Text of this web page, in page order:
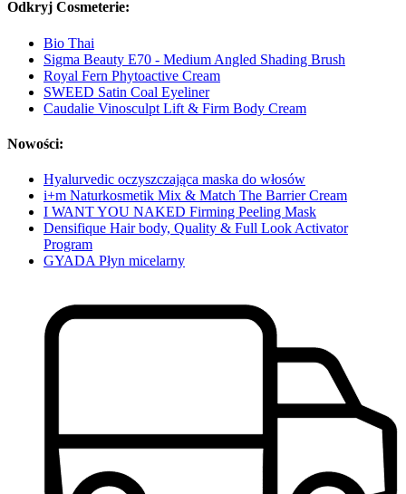
Odkryj Cosmeterie:
Bio Thai
Sigma Beauty E70 - Medium Angled Shading Brush
Royal Fern Phytoactive Cream
SWEED Satin Coal Eyeliner
Caudalie Vinosculpt Lift & Firm Body Cream
Nowości:
Hyalurvedic oczyszczająca maska do włosów
i+m Naturkosmetik Mix & Match The Barrier Cream
I WANT YOU NAKED Firming Peeling Mask
Densifique Hair body, Quality & Full Look Activator
Program
GYADA Płyn micelarny